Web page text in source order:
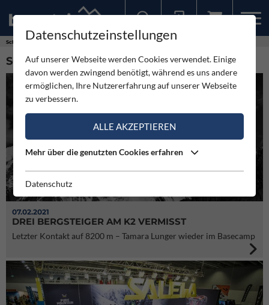
Schlagworte
SCHLAGWORT: TAMARA LUNGER (6)
07.02.2021
DREI BERGSTEIGER AM K2 VERMISST
Letzter Kontakt auf 8200 m – Tamara Lunger wieder im Basecamp
Datenschutzeinstellungen
Auf unserer Webseite werden Cookies verwendet. Einige
davon werden zwingend benötigt, während es uns andere
ermöglichen, Ihre Nutzererfahrung auf unserer Webseite
zu verbessern.
ALLE AKZEPTIEREN
Mehr über die genutzten Cookies erfahren
Datenschutz